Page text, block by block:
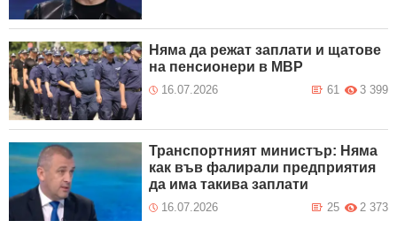
Няма да режат заплати и щатове
на пенсионери в МВР
16.07.2026 3 399
61
Транспортният министър: Няма
как във фалирали предприятия
да има такива заплати
16.07.2026 2 373
25